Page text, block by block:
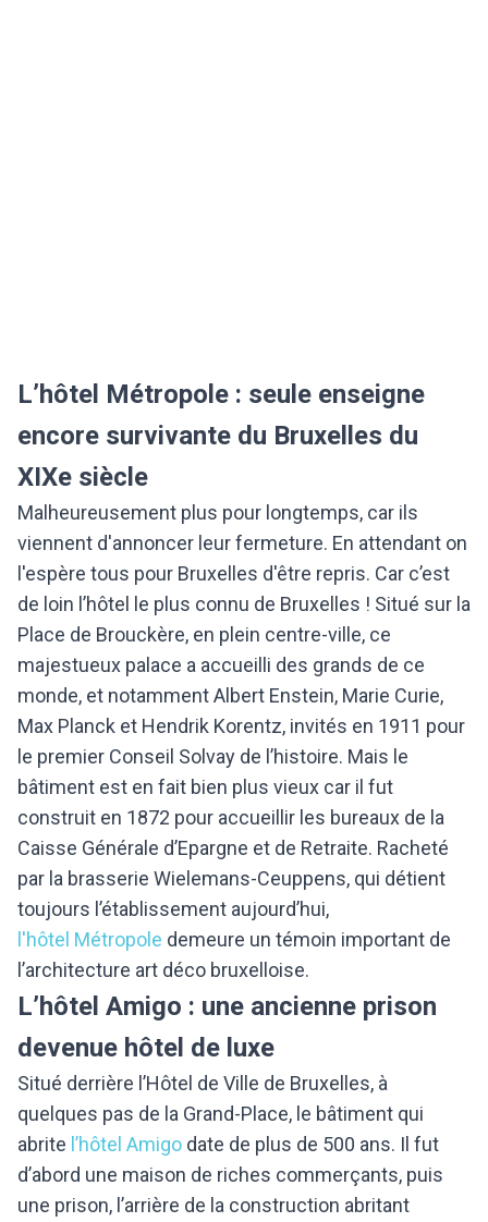
L’hôtel Métropole : seule enseigne
encore survivante du Bruxelles du
XIXe siècle
Malheureusement plus pour longtemps, car ils
viennent d'annoncer leur fermeture. En attendant on
l'espère tous pour Bruxelles d'être repris. Car c’est
de loin l’hôtel le plus connu de Bruxelles ! Situé sur la
Place de Brouckère, en plein centre-ville, ce
majestueux palace a accueilli des grands de ce
monde, et notamment Albert Enstein, Marie Curie,
Max Planck et Hendrik Korentz, invités en 1911 pour
le premier Conseil Solvay de l’histoire. Mais le
bâtiment est en fait bien plus vieux car il fut
construit en 1872 pour accueillir les bureaux de la
Caisse Générale d’Epargne et de Retraite. Racheté
par la brasserie Wielemans-Ceuppens, qui détient
toujours l’établissement aujourd’hui,
l'hôtel Métropole demeure un témoin important de
l’architecture art déco bruxelloise.
L’hôtel Amigo : une ancienne prison
devenue hôtel de luxe
Situé derrière l’Hôtel de Ville de Bruxelles, à
quelques pas de la Grand-Place, le bâtiment qui
abrite l’hôtel Amigo date de plus de 500 ans. Il fut
d’abord une maison de riches commerçants, puis
une prison, l’arrière de la construction abritant